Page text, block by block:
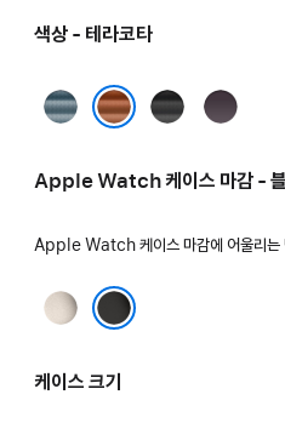
색상 - 테라코타
라이트
블랙 인디고
Apple Watch 케이스 마감 -
Apple Watch 케이스 마감에 어울리는
내추럴
케이스 크기